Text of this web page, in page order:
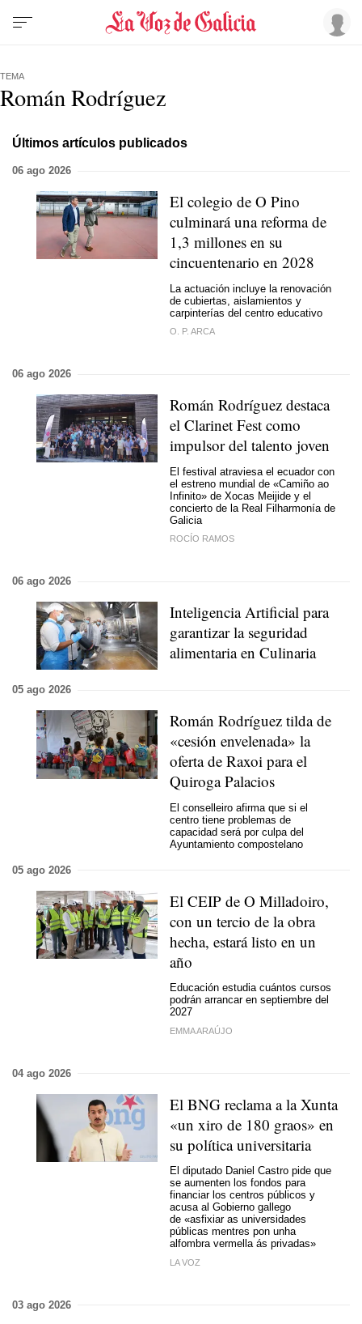
TEMA
Román Rodríguez
Últimos artículos publicados
06 ago 2026
El colegio de O Pino
culminará una reforma de
1,3 millones en su
cincuentenario en 2028
La actuación incluye la renovación
de cubiertas, aislamientos y
carpinterías del centro educativo
O. P. ARCA
06 ago 2026
Román Rodríguez destaca
el Clarinet Fest como
impulsor del talento joven
El festival atraviesa el ecuador con
el estreno mundial de «Camiño ao
Infinito» de Xocas Meijide y el
concierto de la Real Filharmonía de
Galicia
ROCÍO RAMOS
06 ago 2026
Inteligencia Artificial para
garantizar la seguridad
alimentaria en Culinaria
05 ago 2026
Román Rodríguez tilda de
«cesión envelenada» la
oferta de Raxoi para el
Quiroga Palacios
El conselleiro afirma que si el
centro tiene problemas de
capacidad será por culpa del
Ayuntamiento compostelano
05 ago 2026
El CEIP de O Milladoiro,
con un tercio de la obra
hecha, estará listo en un
año
Educación estudia cuántos cursos
podrán arrancar en septiembre del
2027
EMMA ARAÚJO
04 ago 2026
El BNG reclama a la Xunta
«un xiro de 180 graos» en
su política universitaria
El diputado Daniel Castro pide que
se aumenten los fondos para
financiar los centros públicos y
acusa al Gobierno gallego
de «asfixiar as universidades
públicas mentres pon unha
alfombra vermella ás privadas»
LA VOZ
03 ago 2026